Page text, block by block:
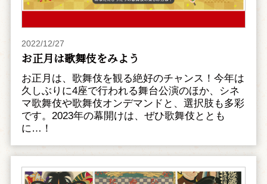
2022/12/27
お正月は歌舞伎をみよう
お正月は、歌舞伎を観る絶好のチャンス！今年は
久しぶりに4座で行われる舞台公演のほか、シネ
マ歌舞伎や歌舞伎オンデマンドと、選択肢も多彩
です。2023年の幕開けは、ぜひ歌舞伎ととも
に…！